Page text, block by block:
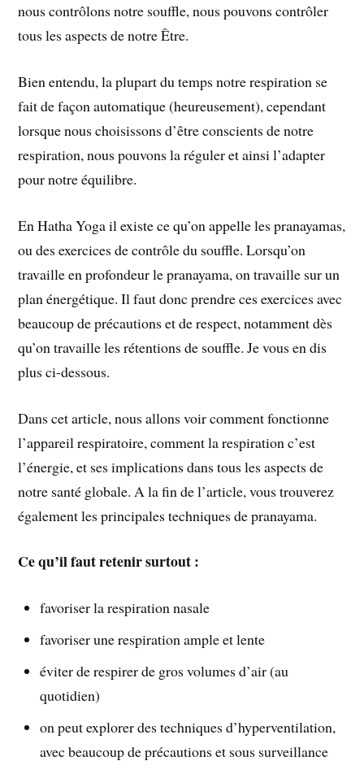
nous contrôlons notre souffle, nous pouvons contrôler
tous les aspects de notre Être.
Bien entendu, la plupart du temps notre respiration se
fait de façon automatique (heureusement), cependant
lorsque nous choisissons d’être conscients de notre
respiration, nous pouvons la réguler et ainsi l’adapter
pour notre équilibre.
En Hatha Yoga il existe ce qu’on appelle les pranayamas,
ou des exercices de contrôle du souffle. Lorsqu’on
travaille en profondeur le pranayama, on travaille sur un
plan énergétique. Il faut donc prendre ces exercices avec
beaucoup de précautions et de respect, notamment dès
qu’on travaille les rétentions de souffle. Je vous en dis
plus ci-dessous.
Dans cet article, nous allons voir comment fonctionne
l’appareil respiratoire, comment la respiration c’est
l’énergie, et ses implications dans tous les aspects de
notre santé globale. A la fin de l’article, vous trouverez
également les principales techniques de pranayama.
Ce qu’il faut retenir surtout :
favoriser la respiration nasale
favoriser une respiration ample et lente
éviter de respirer de gros volumes d’air (au
quotidien)
on peut explorer des techniques d’hyperventilation,
avec beaucoup de précautions et sous surveillance